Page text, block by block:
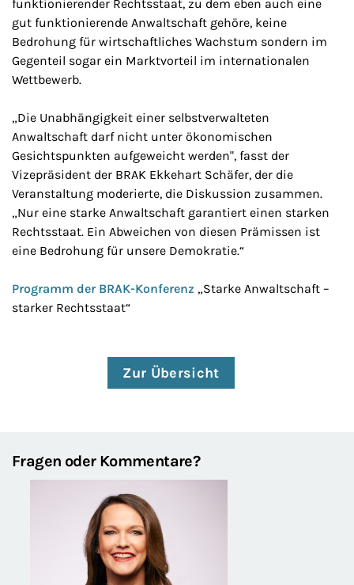
funktionierender Rechtsstaat, zu dem eben auch eine
gut funktionierende Anwaltschaft gehöre, keine
Bedrohung für wirtschaftliches Wachstum sondern im
Gegenteil sogar ein Marktvorteil im internationalen
Wettbewerb.
„Die Unabhängigkeit einer selbstverwalteten
Anwaltschaft darf nicht unter ökonomischen
Gesichtspunkten aufgeweicht werden", fasst der
Vizepräsident der BRAK Ekkehart Schäfer, der die
Veranstaltung moderierte, die Diskussion zusammen.
„Nur eine starke Anwaltschaft garantiert einen starken
Rechtsstaat. Ein Abweichen von diesen Prämissen ist
eine Bedrohung für unsere Demokratie.“
Programm der BRAK-Konferenz „Starke Anwaltschaft –
starker Rechtsstaat“
Zur Übersicht
Fragen oder Kommentare?